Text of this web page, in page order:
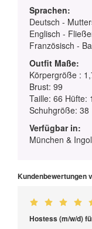
Sprachen:
Deutsch -
Englisch -
Französisch -
Outfit Maße:
Körpergröße :
Brust: 99
Taille: 66 Hüfte:
Schuhgröße: 38
Verfügbar in:
München &
Kundenbewertungen
Hostess (m/w/d)